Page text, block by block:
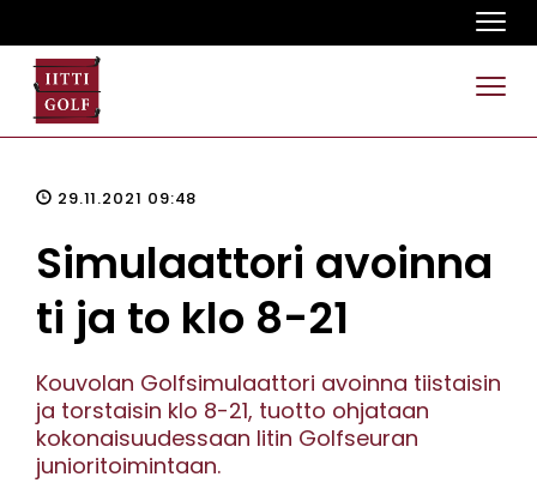
29.11.2021 09:48
Simulaattori avoinna
ti ja to klo 8-21
Kouvolan Golfsimulaattori avoinna tiistaisin
ja torstaisin klo 8-21, tuotto ohjataan
kokonaisuudessaan Iitin Golfseuran
junioritoimintaan.